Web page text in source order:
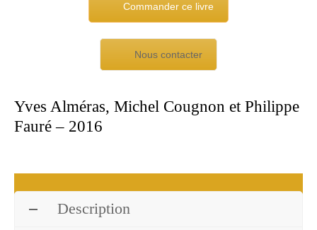
Commander ce livre
Nous contacter
Yves Alméras, Michel Cougnon et Philippe
Fauré – 2016
Description